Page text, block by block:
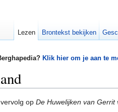
Klik hier om je aan te
op De Huwelijken van Gerrit
Lezen Brontekst bekijken